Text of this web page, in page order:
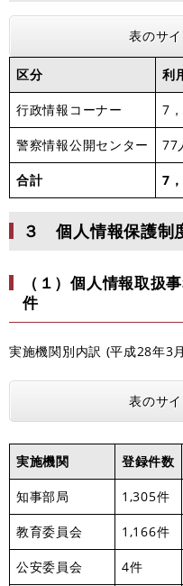
表のサ
区分 利
行政情報コーナー 7
警察情報公開センター 77
合計 7
３ 個人情報保護制
（１）個人情報取扱
件
実施機関別内訳 (平成28年3
表のサ
実施機関 登録件数
知事部局 1,305件
教育委員会 1,166件
公安委員会 4件